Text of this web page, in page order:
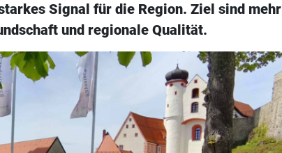
Signal für die Region. Ziel sind mehr
und regionale Qualität.